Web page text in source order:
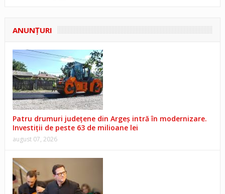
ANUNŢURI
Patru drumuri județene din Argeș intră în modernizare.
Investiții de peste 63 de milioane lei
august 07, 2026